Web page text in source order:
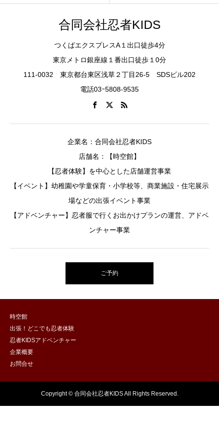
合同会社忍者KIDS
つくばエクスプレスA１出口徒歩4分
東京メトロ銀座線１番出口徒歩１0分
111-0032 東京都台東区浅草２丁目26-5 SDSビル202
電話03ｰ5808-9535
企業名：合同会社忍者KIDS
店舗名：【時空館】
【忍者体験】を中心とした店舗運営事業
【イベント】幼稚園や学童保育・小学校等、商業施設・住宅展示
場などの出張イベント事業
【アドベンチャー】忍者服で行くお出かけプランの運営、アドベ
ンチャー事業
ご予約
時空館
出張！どこでも忍者体験
忍者KIDSアドベンチャー
企業概要
お問合せ
Copyright © 合同会社忍者KIDS All Rights Reserved.